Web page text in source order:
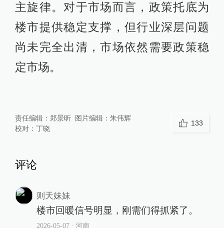
主旋律。对于市场而言，政策托底为
楼市提供稳定支撑，但行业深层问题
尚未完全出清，市场依然需要政策稳
定市场。
责任编辑： 郑景昕 图片编辑： 朱伟辉
校对： 丁晓
133
评论
则天妹妹
楼市回暖信号明显，刚需们得抓紧了。
2026-05-07∙ 河南